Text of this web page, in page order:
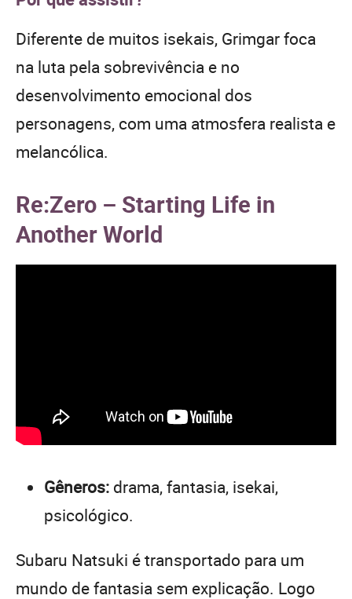
Diferente de muitos isekais, Grimgar foca
na luta pela sobrevivência e no
desenvolvimento emocional dos
personagens, com uma atmosfera realista e
melancólica.
Re:Zero – Starting Life in
Another World
Gêneros: drama, fantasia, isekai,
psicológico.
Subaru Natsuki é transportado para um
mundo de fantasia sem explicação. Logo